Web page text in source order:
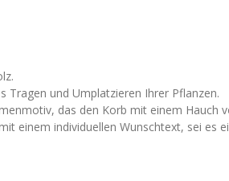
Tragen und Umplatzieren Ihrer Pflanzen.
das den Korb mit einem Hauch
einem individuellen Wunschtext, sei es